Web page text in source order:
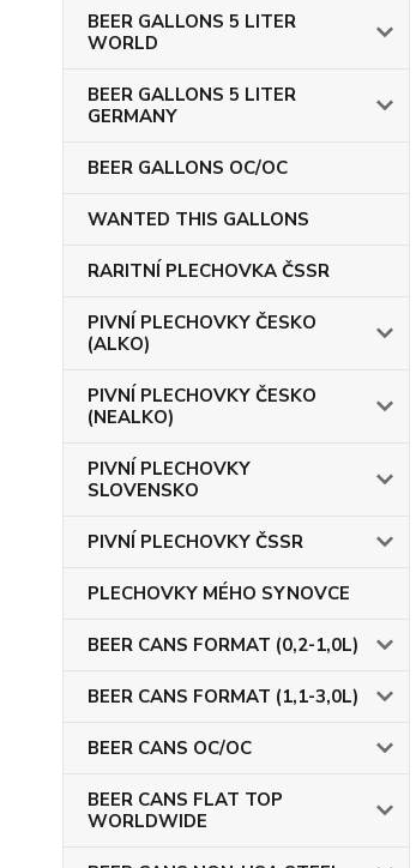
BEER GALLONS 5 LITER
WORLD
BEER GALLONS 5 LITER
GERMANY
BEER GALLONS OC/OC
WANTED THIS GALLONS
RARITNÍ PLECHOVKA ČSSR
PIVNÍ PLECHOVKY ČESKO
(ALKO)
PIVNÍ PLECHOVKY ČESKO
(NEALKO)
PIVNÍ PLECHOVKY
SLOVENSKO
PIVNÍ PLECHOVKY ČSSR
PLECHOVKY MÉHO SYNOVCE
BEER CANS FORMAT (0,2-1,0L)
BEER CANS FORMAT (1,1-3,0L)
BEER CANS OC/OC
BEER CANS FLAT TOP
WORLDWIDE